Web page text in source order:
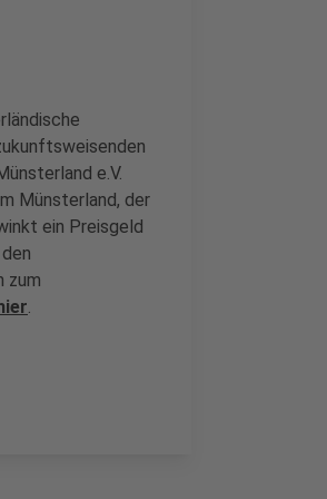
e.V.
Münsterland, der
ein Preisgeld
zum
.